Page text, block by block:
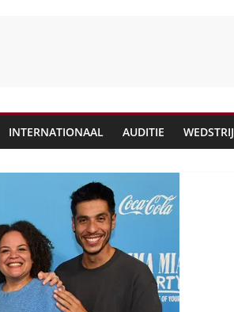
INTERNATIONAAL AUDITIE